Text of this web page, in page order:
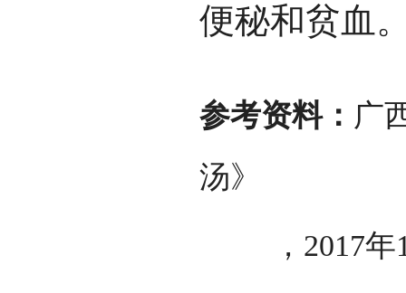
便秘和贫血
参考资料： 广
汤》
，2017年